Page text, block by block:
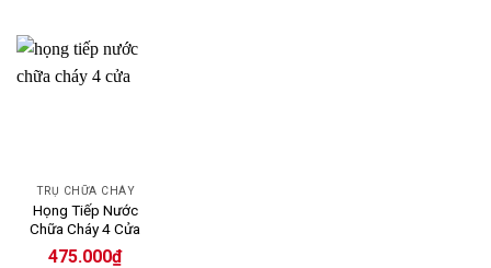
TRỤ CHỮA CHÁY
Họng Tiếp Nước
Chữa Cháy 4 Cửa
475.000₫